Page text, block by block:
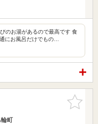
のお湯があるので最高です 食
にお風呂だけでもの…
お気に入
りに追加
町